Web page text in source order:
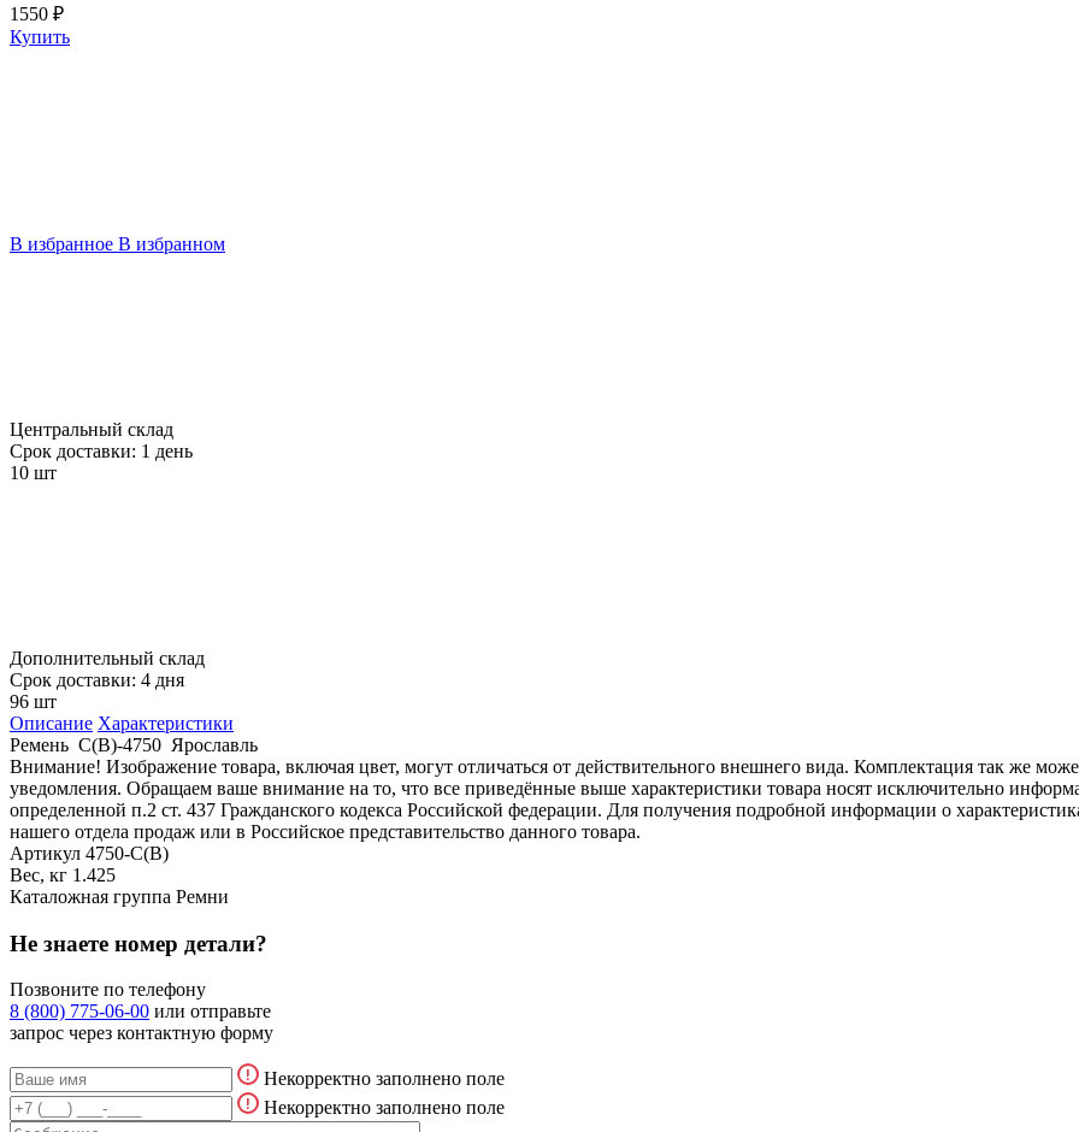
1550 ₽
Купить
В избранное В избранном
Центральный склад
Срок доставки: 1 день
10 шт
Дополнительный склад
Срок доставки: 4 дня
96 шт
Описание Характеристики
Ремень С(В)-4750 Ярославль
Внимание! Изображение товара, включая цвет, могут отличаться от действительного внешнего вида. Комплектация так же
уведомления. Обращаем ваше внимание на то, что все приведённые выше характеристики товара носят исключительно
определенной п.2 ст. 437 Гражданского кодекса Российской федерации. Для получения подробной информации о
нашего отдела продаж или в Российское представительство данного товара.
Артикул 4750-C(В)
Вес, кг 1.425
Каталожная группа Ремни
Не знаете номер детали?
Позвоните по телефону
8 (800) 775-06-00 или отправьте
запрос через контактную форму
Некорректно заполнено поле
Некорректно заполнено поле